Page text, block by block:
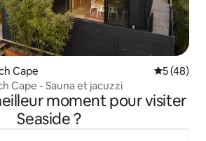
Cape
5 (48)
Cape - Sauna et jacuzzi
moment pour visiter
Seaside ?